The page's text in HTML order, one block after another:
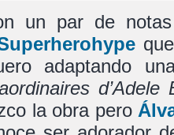
un par de
adaptando
d’Adele
la obra pero